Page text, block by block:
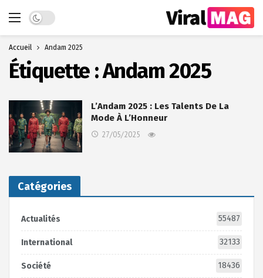
Dark mode
Accueil Andam 2025
Étiquette :Andam 2025
L’Andam 2025 : Les Talents De La
Mode À L’Honneur
27/05/2025
Catégories
Actualités 55487
International 32133
Société 18436